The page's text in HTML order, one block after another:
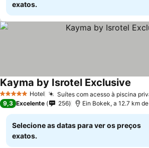
exatos.
5 Estrelas Hotel Suítes com acesso à piscina
Kayma by Isrotel Exclusive
9,3 Excelente 256 Ein Bokek, a 12.7 km
Selecione as datas para ver os preços
exatos.